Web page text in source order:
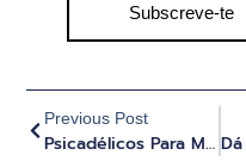
Subscreve-te
Previous Post
Psicadélicos Para Mudar O Teu Mundo Interior E Exterior - SODA Social Podcast